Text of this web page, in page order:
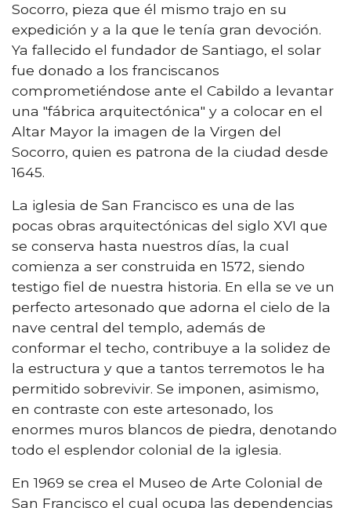
Socorro, pieza que él mismo trajo en su
expedición y a la que le tenía gran devoción.
Ya fallecido el fundador de Santiago, el solar
fue donado a los franciscanos
comprometiéndose ante el Cabildo a levantar
una "fábrica arquitectónica" y a colocar en el
Altar Mayor la imagen de la Virgen del
Socorro, quien es patrona de la ciudad desde
1645.
La iglesia de San Francisco es una de las
pocas obras arquitectónicas del siglo XVI que
se conserva hasta nuestros días, la cual
comienza a ser construida en 1572, siendo
testigo fiel de nuestra historia. En ella se ve un
perfecto artesonado que adorna el cielo de la
nave central del templo, además de
conformar el techo, contribuye a la solidez de
la estructura y que a tantos terremotos le ha
permitido sobrevivir. Se imponen, asimismo,
en contraste con este artesonado, los
enormes muros blancos de piedra, denotando
todo el esplendor colonial de la iglesia.
En 1969 se crea el Museo de Arte Colonial de
San Francisco el cual ocupa las dependencias